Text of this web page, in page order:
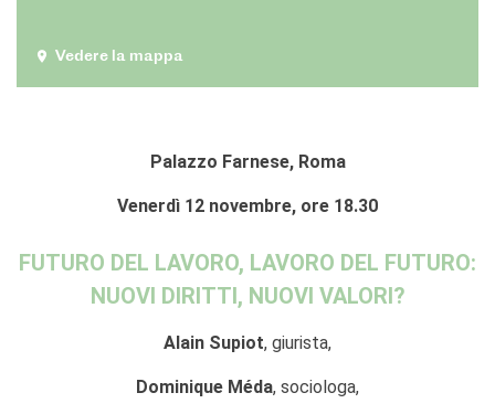
Borse di studio e di
CHI SIAMO
Organigramma
Appalti pubblici, gare
d'appalto e contratti
FRANCAIS ITALIA
Le operazioni
Come sostenere
Vedere la mappa
Palazzo Farnese, Roma
Venerdì 12 novembre, ore 18.30
FUTURO DEL LAVORO, LAVORO DEL FUTURO:
NUOVI DIRITTI, NUOVI VALORI?
Alain Supiot, giurista,
Dominique Méda, sociologa,